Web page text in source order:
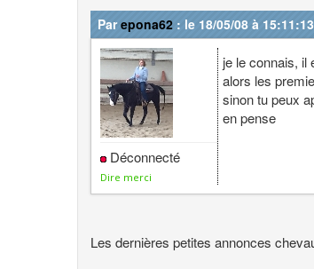
Parepona62 : le 18/05/08 à 15:11:13
Déconnecté
Dire merci
je le connais, il
alors les
sinon tu peux
en pense
Les dernières petites annonces